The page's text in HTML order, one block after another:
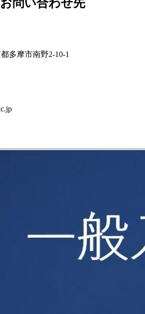
問い合わせ先
多摩市南野2-10-1